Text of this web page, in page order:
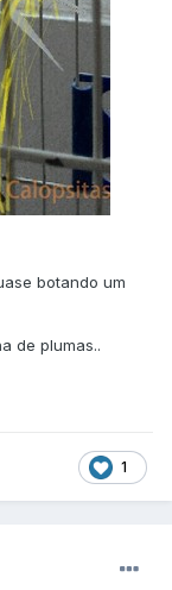
botando um
de plumas..
1